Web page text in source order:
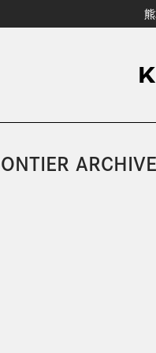
ARCHIVE